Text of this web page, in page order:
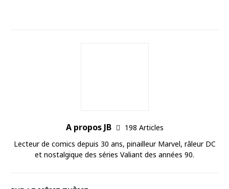
A propos JB
198 Articles
Lecteur de comics depuis 30 ans, pinailleur Marvel, râleur DC
et nostalgique des séries Valiant des années 90.